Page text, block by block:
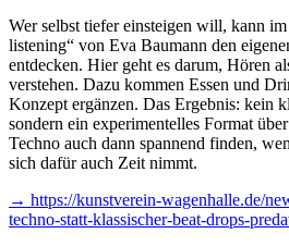
Wer selbst tiefer einsteigen will, kann
listening“ von Eva Baumann den
entdecken. Hier geht es darum, Hören
verstehen. Dazu kommen Essen und
Konzept ergänzen. Das Ergebnis: kein
sondern ein experimentelles Format
Techno auch dann spannend finden,
sich dafür auch Zeit nimmt.
→ https://kunstverein-wagenhalle.de/
techno-statt-klassischer-beat-drops-